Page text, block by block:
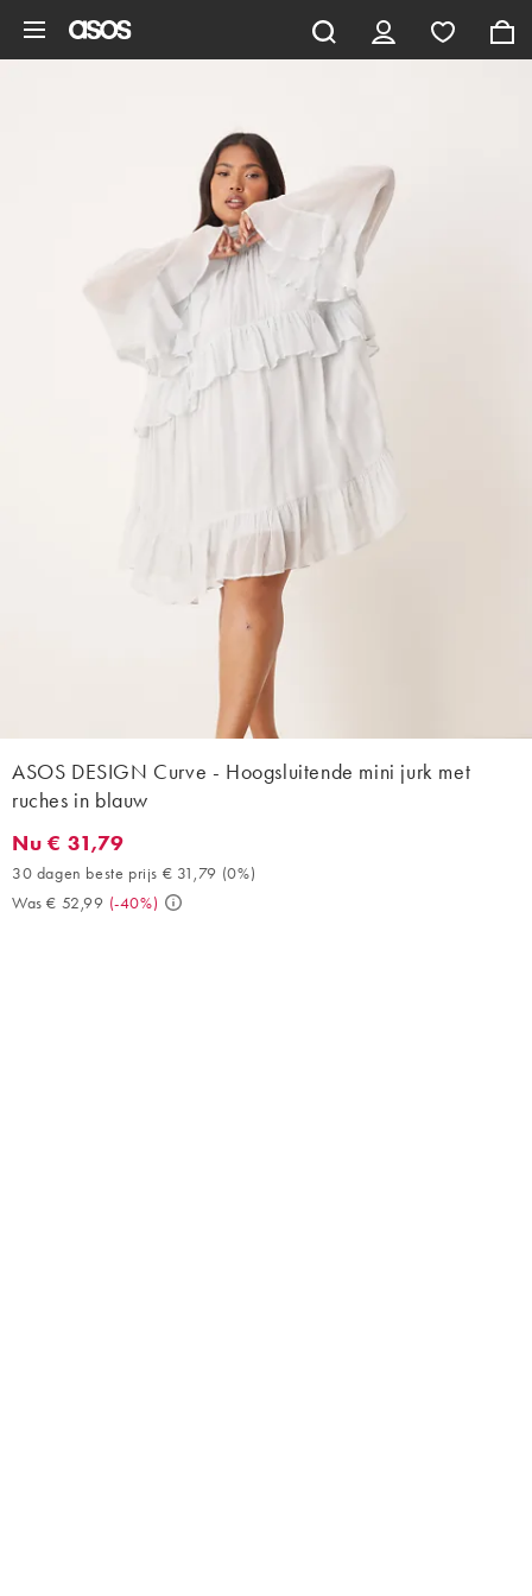
ASOS DESIGN Curve - Hoogsluitende mini jurk met
ruches in blauw
Nu € 31,79. 30 dagen beste prijs € 31,79 (0%). Was € 52,99. (-
Nu € 31,79
30 dagen beste prijs € 31,79 (0%)
Was € 52,99 (-40%)